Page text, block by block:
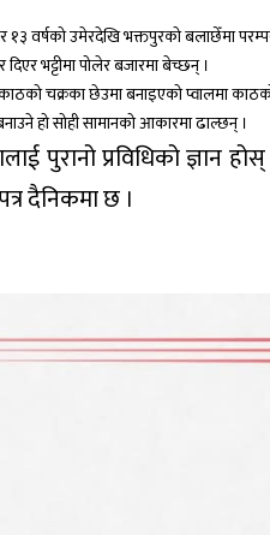
१३ वर्षको उमेरदेखि भक्तपुरको बलाछेँमा
भट्टीमा पोलेर बजारमा बेच्छन् ।
चक्रका छेउमा बनाइएको प्वालमा
हो सोही सामानको आकारमा ढाल्छन् ।
पुरानो प्रविधिको ज्ञान
दैनिकमा छ ।